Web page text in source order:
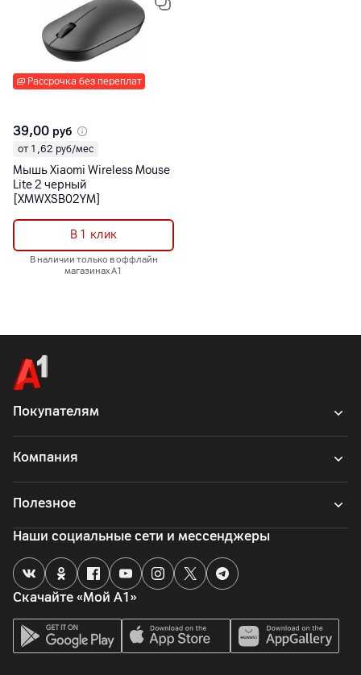
Рассрочка без переплат
39,00 руб
от 1,62 руб/мес
Мышь Xiaomi Wireless Mouse
Lite 2 черный
[XMWXSB02YM]
В 1 клик
В наличии только в оффлайн
магазинах А1
Покупателям
Компания
Полезное
Скачайте «Мой А1»
Наши социальные сети и мессенджеры